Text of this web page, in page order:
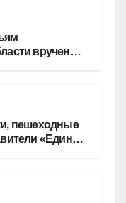
вручены
пешеходные
«Единой